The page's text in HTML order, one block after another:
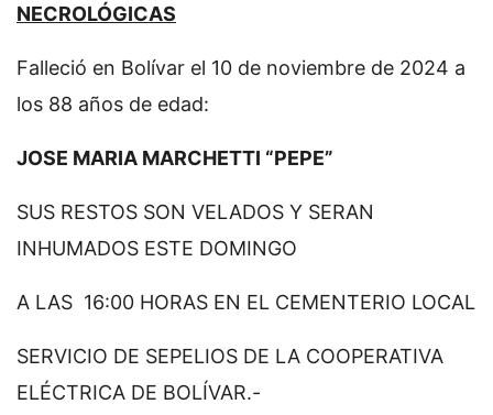
NECROLÓGICAS
Falleció en Bolívar el 10 de noviembre de 2024 a
los 88 años de edad:
JOSE MARIA MARCHETTI “PEPE”
SUS RESTOS SON VELADOS Y SERAN
INHUMADOS ESTE DOMINGO
A LAS 16:00 HORAS EN EL CEMENTERIO LOCAL
SERVICIO DE SEPELIOS DE LA COOPERATIVA
ELÉCTRICA DE BOLÍVAR.-